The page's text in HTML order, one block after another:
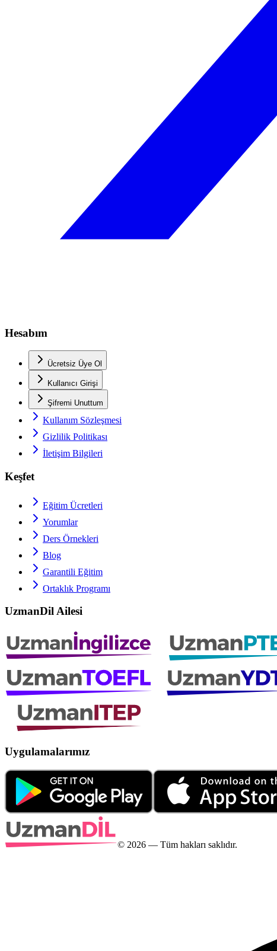
Hesabım
Ücretsiz Üye Ol
Kullanıcı Girişi
Şifremi Unuttum
Kullanım Sözleşmesi
Gizlilik Politikası
İletişim Bilgileri
Keşfet
Eğitim Ücretleri
Yorumlar
Ders Örnekleri
Blog
Garantili Eğitim
Ortaklık Programı
UzmanDil Ailesi
Uygulamalarımız
© 2026 — Tüm hakları saklıdır.